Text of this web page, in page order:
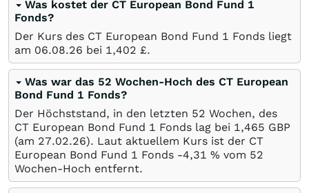
Was kostet der CT European Bond Fund 1
Fonds?
Der Kurs des CT European Bond Fund 1 Fonds liegt
am 06.08.26 bei 1,402 £.
Was war das 52 Wochen-Hoch des CT European
Bond Fund 1 Fonds?
Der Höchststand, in den letzten 52 Wochen, des
CT European Bond Fund 1 Fonds lag bei 1,465 GBP
(am 27.02.26). Laut aktuellem Kurs ist der CT
European Bond Fund 1 Fonds -4,31 % vom 52
Wochen-Hoch entfernt.